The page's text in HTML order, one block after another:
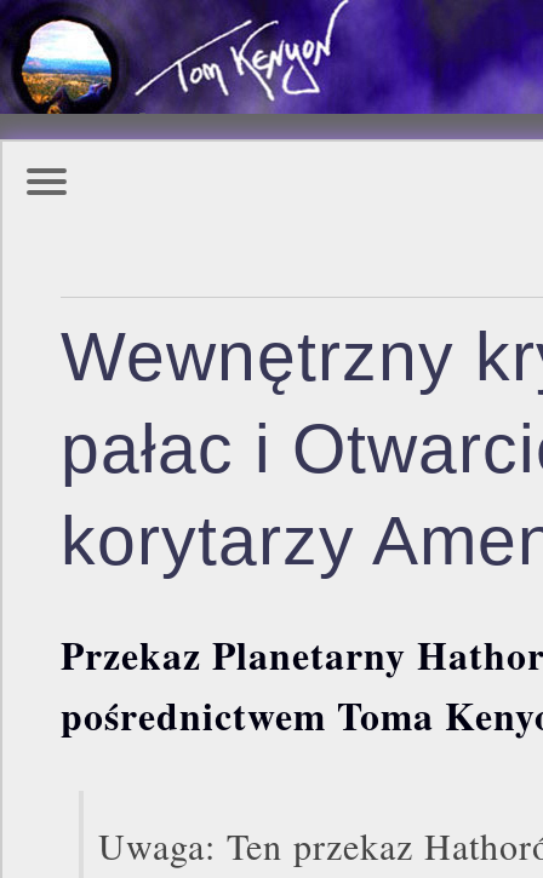
Wewnętrzny
pałac i
korytarzy
Przekaz Planetarny
pośrednictwem Toma
Uwaga: Ten przekaz